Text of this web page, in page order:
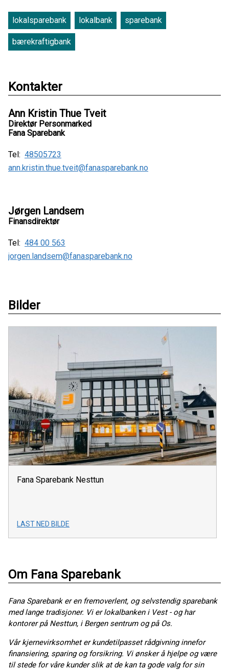
lokalsparebank lokalbank sparebank
bærekraftigbank
Kontakter
Ann Kristin Thue Tveit
Direktør Personmarked
Fana Sparebank
Tel: 48505723
ann.kristin.thue.tveit@fanasparebank.no
Jørgen Landsem
Finansdirektør
Tel: 484 00 563
jorgen.landsem@fanasparebank.no
Bilder
Fana Sparebank Nesttun
LAST NED BILDE
Om Fana Sparebank
Fana Sparebank er en fremoverlent, og selvstendig sparebank
med lange tradisjoner. Vi er lokalbanken i Vest - og har
kontorer på Nesttun, i Bergen sentrum og på Os.
Vår kjernevirksomhet er kundetilpasset rådgivning innefor
finansiering, sparing og forsikring. Vi ønsker å hjelpe og være
til stede for våre kunder slik at de kan ta gode valg for sin